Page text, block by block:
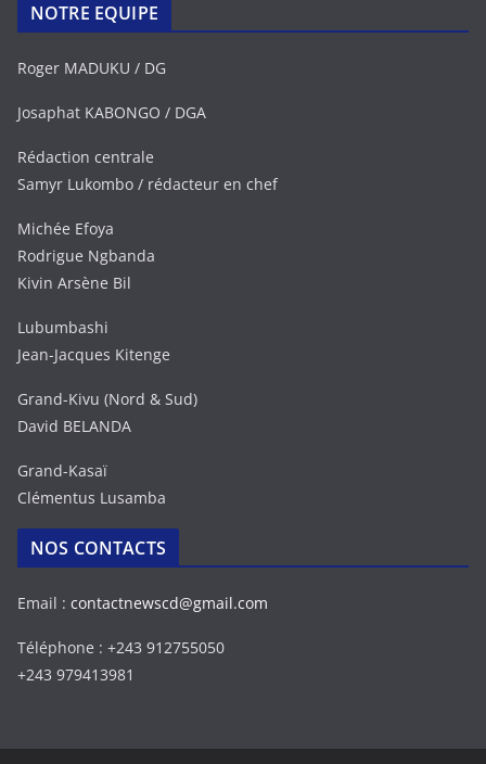
NOTRE EQUIPE
Roger MADUKU / DG
Josaphat KABONGO / DGA
Rédaction centrale
Samyr Lukombo / rédacteur en chef
Michée Efoya
Rodrigue Ngbanda
Kivin Arsène Bil
Lubumbashi
Jean-Jacques Kitenge
Grand-Kivu (Nord & Sud)
David BELANDA
Grand-Kasaï
Clémentus Lusamba
NOS CONTACTS
Email : contactnewscd@gmail.com
Téléphone : +243 912755050
+243 979413981